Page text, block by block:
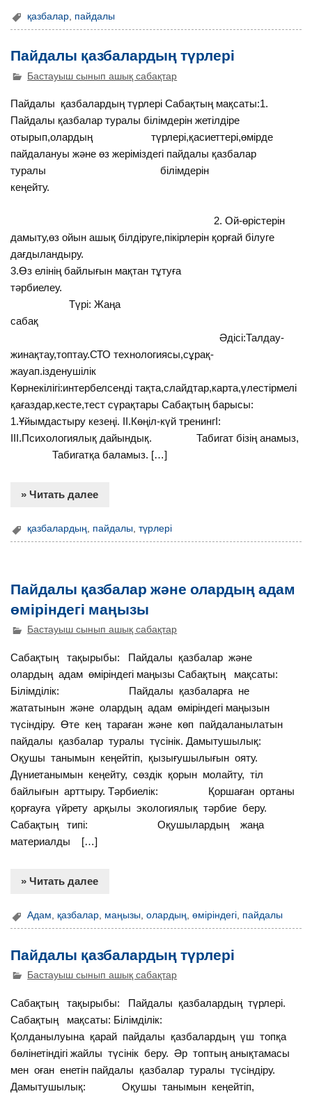
қазбалар пайдалы
Пайдалы қазбалардың түрлері
Бастауыш сынып ашық сабақтар
Пайдалы қазбалардың түрлері Сабақтың мақсаты:1.
Пайдалы қазбалар туралы білімдерін жетілдіре
отырып,олардың түрлері,қасиеттері,өмірде
пайдалануы және өз жеріміздегі пайдалы қазбалар
туралы білімдерін
кеңейту.
2. Ой-өрістерін
дамыту,өз ойын ашық білдіруге,пікірлерін қорғай білуге
дағдыландыру.
3.Өз елінің байлығын мақтан тұтуға
тәрбиелеу.
Түрі: Жаңа
сабақ
Әдісі:Талдау-
жинақтау,топтау.СТО технологиясы,сұрақ-
жауап.ізденушілік
Көрнекілігі:интербелсенді тақта,слайдтар,карта,үлестірмелі
қағаздар,кесте,тест сүрақтары Сабақтың барысы:
1.Ұйымдастыру кезеңі. II.Көңіл-күй тренингІ:
III.Психологиялық дайындық. Табигат бізің анамыз,
Табигатқа баламыз. […]
» Читать далее
қазбалардың, пайдалы,түрлері
Пайдалы қазбалар және олардың адам
өміріндегі маңызы
Бастауыш сынып ашық сабақтар
Сабақтың тақырыбы: Пайдалы қазбалар және
олардың адам өміріндегі маңызы Сабақтың мақсаты:
Білімділік: Пайдалы қазбаларға не
жататынын және олардың адам өміріндегі маңызын
түсіндіру. Өте кең тараған және көп пайдаланылатын
пайдалы қазбалар туралы түсінік. Дамытушылық:
Оқушы танымын кеңейтіп, қызығушылығын ояту.
Дүниетанымын кеңейту, сөздік қорын молайту, тіл
байлығын арттыру. Тәрбиелік: Қоршаған ортаны
қорғауға үйрету арқылы экологиялық тәрбие беру.
Сабақтың типі: Оқушылардың жаңа
материалды […]
» Читать далее
Адам, қазбалар, маңызы,олардың,өміріндегі, пайдалы
Пайдалы қазбалардың түрлері
Бастауыш сынып ашық сабақтар
Сабақтың тақырыбы: Пайдалы қазбалардың түрлері.
Сабақтың мақсаты: Білімділік:
Қолданылуына қарай пайдалы қазбалардың үш топқа
бөлінетіндігі жайлы түсінік беру. Әр топтың анықтамасы
мен оған енетін пайдалы қазбалар туралы түсіндіру.
Дамытушылық: Оқушы танымын кеңейтіп,